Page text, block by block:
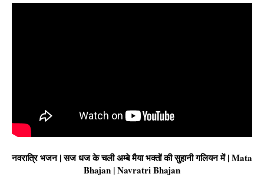
नवरात्रि भजन | सज धज के चली अम्बे मैया भक्तों की सुहानी गलियन में | Mata
Bhajan | Navratri Bhajan